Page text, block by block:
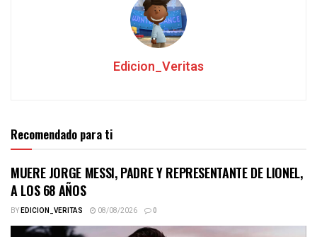
Edicion_Veritas
Recomendado para ti
MUERE JORGE MESSI, PADRE Y REPRESENTANTE DE LIONEL,
A LOS 68 AÑOS
BYEDICION_VERITAS 08/08/2026 0